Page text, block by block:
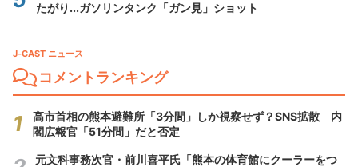
たがり...ガソリンタンク「ガン見」ショット
J-CAST ニュース
コメントランキング
高市首相の熊本避難所「3分間」しか視察せず？SNS拡散 内
閣広報官「51分間」だと否定
元文科事務次官・前川喜平氏「熊本の体育館にクーラーをつ